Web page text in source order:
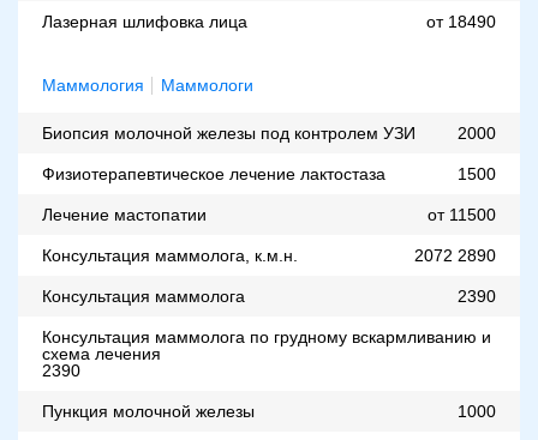
Лазерная шлифовка лица от 18490
Маммология Маммологи
Биопсия молочной железы под контролем УЗИ 2000
Физиотерапевтическое лечение лактостаза 1500
Лечение мастопатии от 11500
Консультация маммолога, к.м.н. 2072 2890
Консультация маммолога 2390
Консультация маммолога по грудному вскармливанию и
схема лечения
2390
Пункция молочной железы 1000